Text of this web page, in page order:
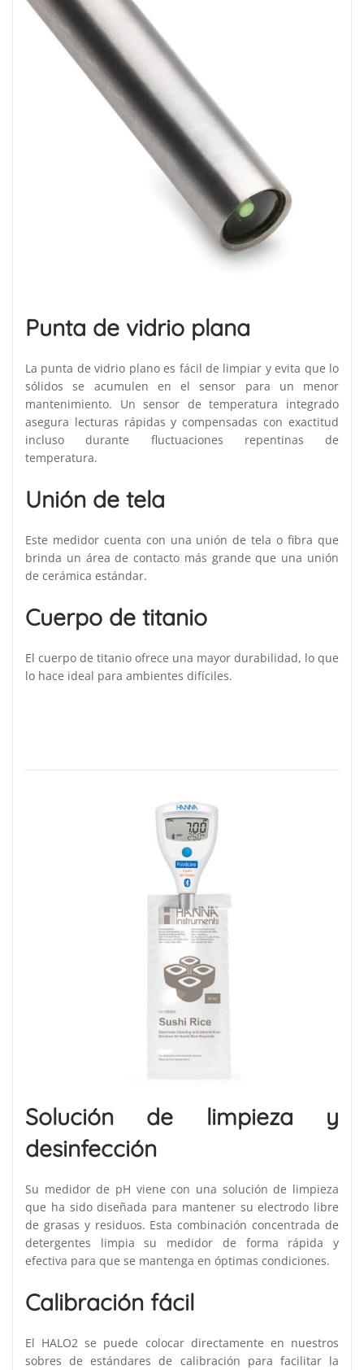
Punta de vidrio plana
La punta de vidrio plano es fácil de limpiar y evita que lo
sólidos se acumulen en el sensor para un menor
mantenimiento. Un sensor de temperatura integrado
asegura lecturas rápidas y compensadas con exactitud
incluso durante fluctuaciones repentinas de
temperatura.
Unión de tela
Este medidor cuenta con una unión de tela o fibra que
brinda un área de contacto más grande que una unión
de cerámica estándar.
Cuerpo de titanio
El cuerpo de titanio ofrece una mayor durabilidad, lo que
lo hace ideal para ambientes difíciles.
Solución de limpieza y
desinfección
Su medidor de pH viene con una solución de limpieza
que ha sido diseñada para mantener su electrodo libre
de grasas y residuos. Esta combinación concentrada de
detergentes limpia su medidor de forma rápida y
efectiva para que se mantenga en óptimas condiciones.
Calibración fácil
El HALO2 se puede colocar directamente en nuestros
sobres de estándares de calibración para facilitar la